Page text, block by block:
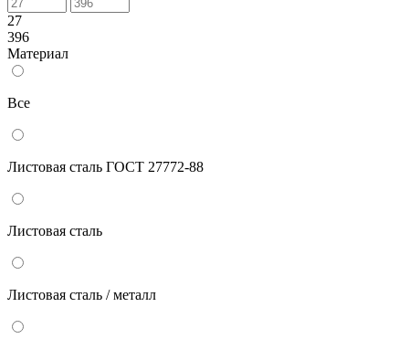
27
396
Материал
Все
Лиcтoвaя cтaль ГOCT 27772-88
Листовая сталь
Листовая сталь / металл